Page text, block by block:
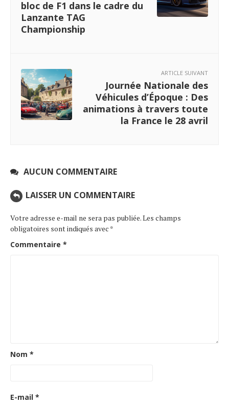
bloc de F1 dans le cadre du
Lanzante TAG
Championship
ARTICLE SUIVANT
Journée Nationale des
Véhicules d’Époque : Des
animations à travers toute
la France le 28 avril
AUCUN COMMENTAIRE
LAISSER UN COMMENTAIRE
Votre adresse e-mail ne sera pas publiée.Les champs
obligatoires sont indiqués avec *
Commentaire *
Nom *
E-mail *